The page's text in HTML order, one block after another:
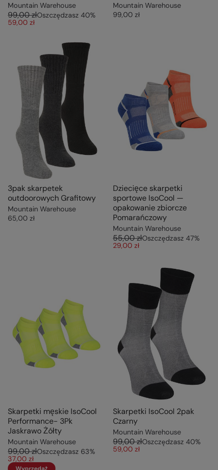
Mountain Warehouse
99,00 złOszczędzasz 40%
59,00 zł
Mountain Warehouse
99,00 zł
3pak skarpetek
outdoorowych Grafitowy
Mountain Warehouse
65,00 zł
Dziecięce skarpetki
sportowe IsoCool —
opakowanie zbiorcze
Pomarańczowy
Mountain Warehouse
55,00 złOszczędzasz 47%
29,00 zł
Skarpetki męskie IsoCool
Performance- 3Pk
Jaskrawo Żółty
Mountain Warehouse
99,00 złOszczędzasz 63%
37,00 zł
Skarpetki IsoCool 2pak
Czarny
Mountain Warehouse
99,00 złOszczędzasz 40%
59,00 zł